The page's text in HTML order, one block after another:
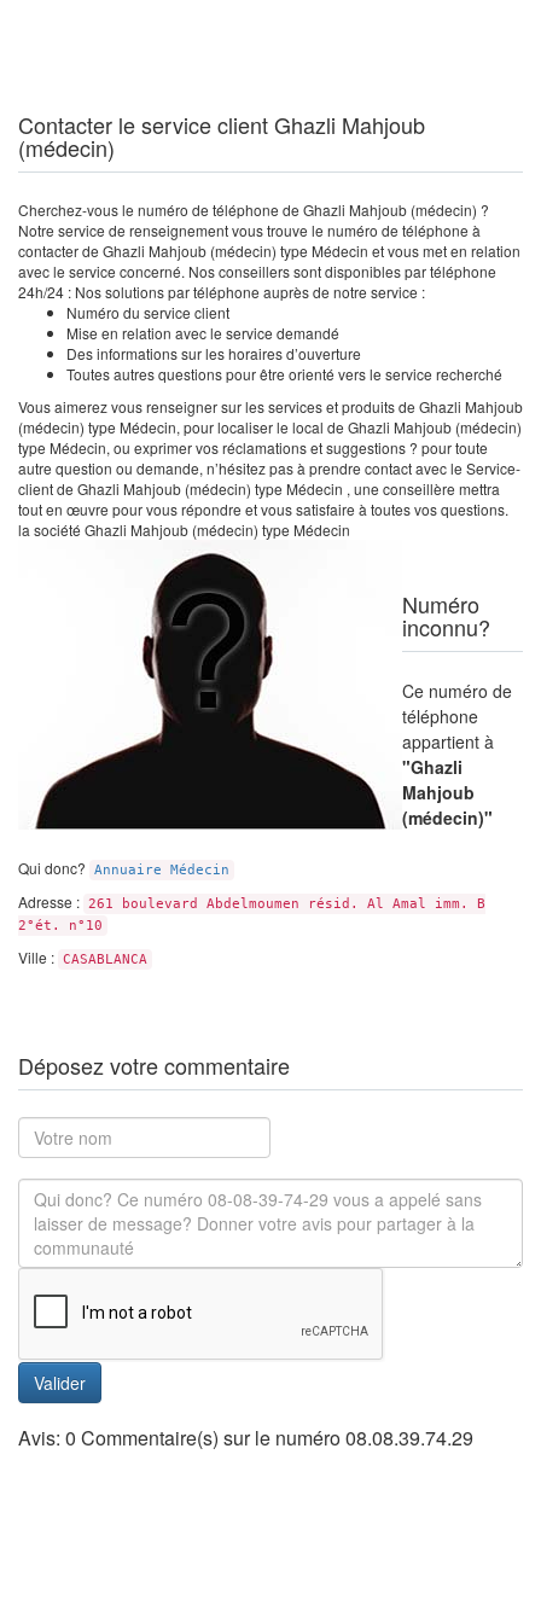
Contacter le service client Ghazli Mahjoub
(médecin)
Cherchez-vous le numéro de téléphone de Ghazli Mahjoub (médecin) ?
Notre service de renseignement vous trouve le numéro de téléphone à
contacter de Ghazli Mahjoub (médecin) type Médecin et vous met en relation
avec le service concerné. Nos conseillers sont disponibles par téléphone
24h/24 : Nos solutions par téléphone auprès de notre service :
Numéro du service client
Mise en relation avec le service demandé
Des informations sur les horaires d’ouverture
Toutes autres questions pour être orienté vers le service recherché
Vous aimerez vous renseigner sur les services et produits de Ghazli Mahjoub
(médecin) type Médecin, pour localiser le local de Ghazli Mahjoub (médecin)
type Médecin, ou exprimer vos réclamations et suggestions ? pour toute
autre question ou demande, n’hésitez pas à prendre contact avec le Service-
client de Ghazli Mahjoub (médecin) type Médecin , une conseillère mettra
tout en œuvre pour vous répondre et vous satisfaire à toutes vos questions.
la société Ghazli Mahjoub (médecin) type Médecin
Numéro
inconnu?
Ce numéro de
téléphone
appartient à
"Ghazli
Mahjoub
(médecin)"
Qui donc? Annuaire Médecin
Adresse : 261 boulevard Abdelmoumen résid. Al Amal imm. B
2°ét. n°10
Ville : CASABLANCA
Déposez votre commentaire
Valider
Avis: 0 Commentaire(s) sur le numéro 08.08.39.74.29